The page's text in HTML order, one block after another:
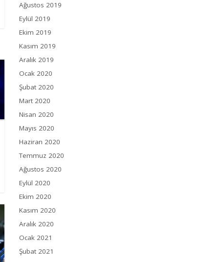
Ağustos 2019
Eylül 2019
Ekim 2019
Kasım 2019
Aralık 2019
Ocak 2020
Şubat 2020
Mart 2020
Nisan 2020
Mayıs 2020
Haziran 2020
Temmuz 2020
Ağustos 2020
Eylül 2020
Ekim 2020
Kasım 2020
Aralık 2020
Ocak 2021
Şubat 2021